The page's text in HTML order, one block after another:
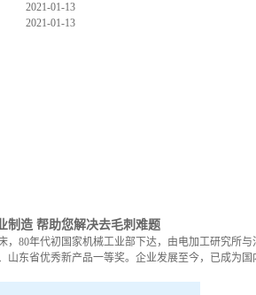
2021-01-13
2021-01-13
制造 帮助您解决去毛刺难题
，80年代初国家机械工业部下达，由电加工研究所
山东省优秀新产品一等奖。企业发展至今，已成为